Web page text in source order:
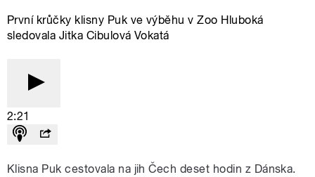
První krůčky klisny Puk ve výběhu v Zoo Hluboká
sledovala Jitka Cibulová Vokatá
2:21
Klisna Puk cestovala na jih Čech deset hodin z Dánska.